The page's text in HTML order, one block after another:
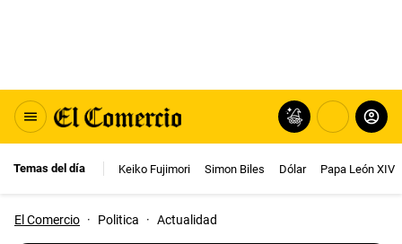
Temas del día Keiko Fujimori Simon Biles Dólar Papa León XIV
El Comercio · Politica · Actualidad